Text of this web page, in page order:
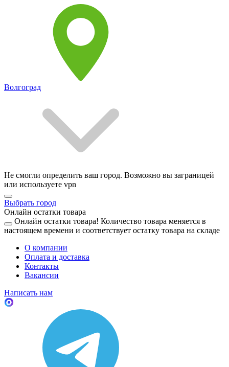
Волгоград
Не смогли определить ваш город. Возможно вы заграницей
или используете vpn
Выбрать город
Онлайн остатки товара
Онлайн остатки товара! Количество товара меняется в
настоящем времени и соответствует остатку товара на складе
О компании
Оплата и доставка
Контакты
Вакансии
Написать нам